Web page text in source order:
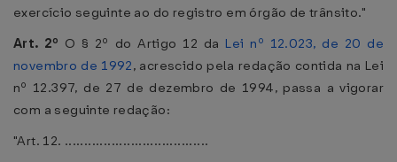
exercício seguinte ao do registro em órgão de trânsito."
Art. 2º O § 2º do Artigo 12 da Lei nº 12.023, de 20 de
novembro de 1992, acrescido pela redação contida na Lei
nº 12.397, de 27 de dezembro de 1994, passa a vigorar
com a seguinte redação:
"Art. 12. .....................................